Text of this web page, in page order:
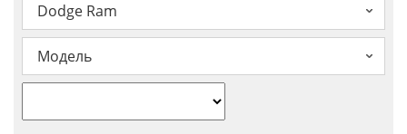
Dodge Ram
Модель